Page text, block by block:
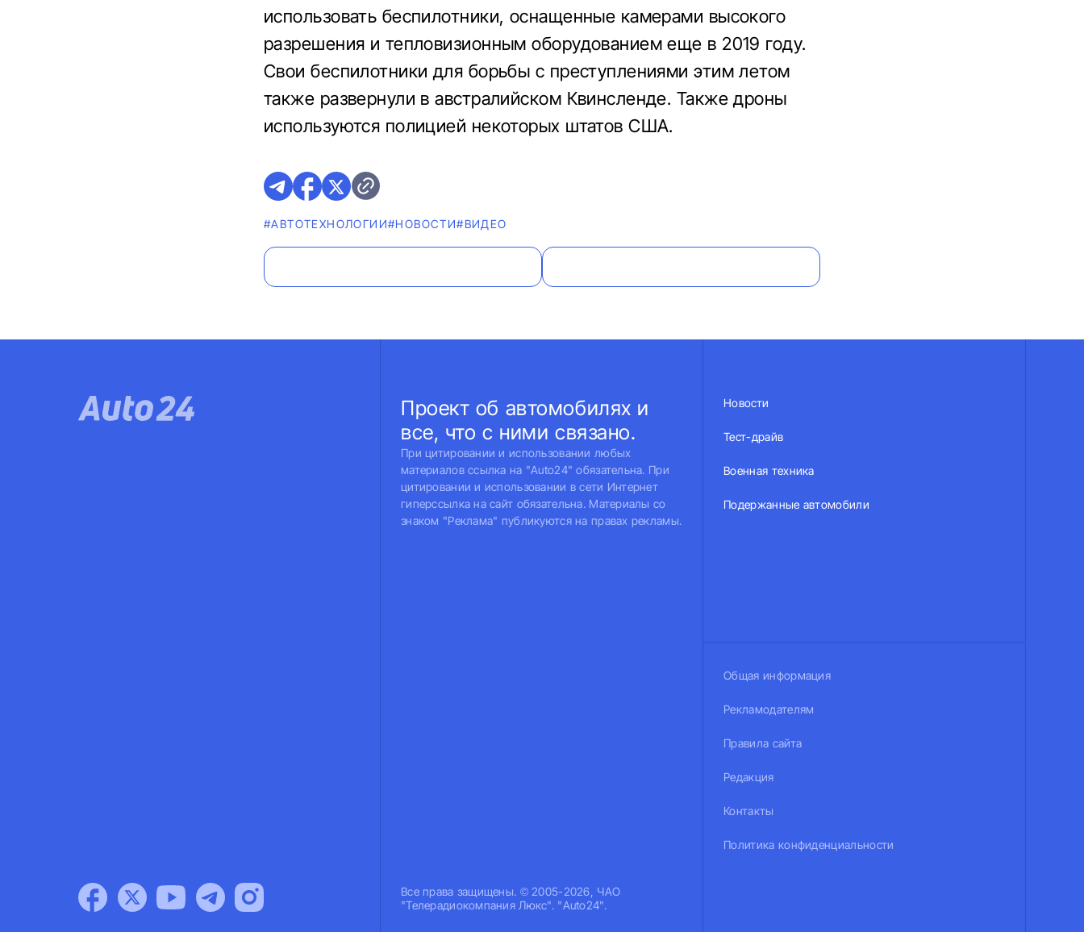
использовать беспилотники, оснащенные камерами высокого
разрешения и тепловизионным оборудованием еще в 2019 году.
Свои беспилотники для борьбы с преступлениями этим летом
также развернули в австралийском Квинсленде. Также дроны
используются полицией некоторых штатов США.
#АВТОТЕХНОЛОГИИ#НОВОСТИ#ВИДЕО
Проект об автомобилях и
все, что с ними связано.
При цитировании и использовании любых
материалов ссылка на "Auto24" обязательна. При
цитировании и использовании в сети Интернет
гиперссылка на сайт обязательна. Материалы со
знаком "Реклама" публикуются на правах рекламы.
Все права защищены. © 2005-2026, ЧАО
"Телерадиокомпания Люкс". "Auto24".
Новости
Тест-драйв
Военная техника
Подержанные автомобили
Общая информация
Рекламодателям
Правила сайта
Редакция
Контакты
Политика конфиденциальности